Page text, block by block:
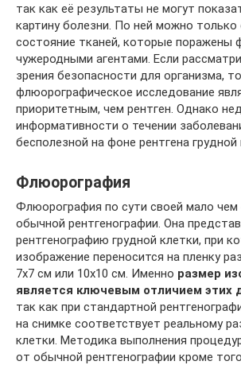
так как её результаты не могут
картину болезни. По ней можно только
состояние тканей, которые поражены
чужеродными агентами. Если
зрения безопасности для организма, то
флюорографическое исследование
приоритетным, чем рентген. Однако
информативности о течении
бесполезной на фоне рентгена грудной
Флюорография
Флюорография по сути своей мало чем
обычной рентгенографии. Она
рентгенографию грудной клетки, при
изображение переносится на пленку
7х7 см или 10х10 см. Именно размер
является ключевым отличием этих
так как при стандартной
на снимке соответствует реальному
клетки. Методика выполнения
от обычной рентгенографии кроме